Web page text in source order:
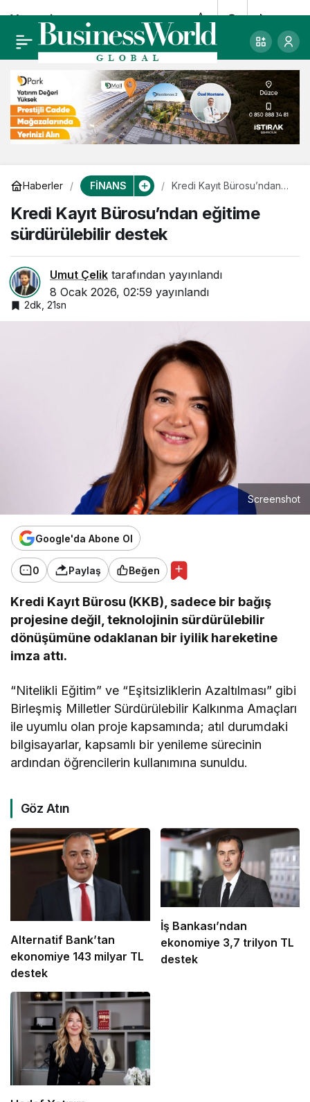
Haberler FİNANS
Kredi Kayıt Bürosu’ndan
destek
Kredi Kayıt Bürosu’ndan eğitime
sürdürülebilir destek
Umut Çelik tarafından yayınlandı
8 Ocak 2026, 02:59 yayınlandı
2dk, 21sn
Screenshot
Google'da Abone Ol
0 Paylaş Beğen
Kredi Kayıt Bürosu (KKB), sadece bir bağış
projesine değil, teknolojinin sürdürülebilir
dönüşümüne odaklanan bir iyilik hareketine
imza attı.
“Nitelikli Eğitim” ve “Eşitsizliklerin Azaltılması” gibi
Birleşmiş Milletler Sürdürülebilir Kalkınma Amaçları
ile uyumlu olan proje kapsamında; atıl durumdaki
bilgisayarlar, kapsamlı bir yenileme sürecinin
ardından öğrencilerin kullanımına sunuldu.
Göz Atın
Alternatif Bank’tan
ekonomiye 143 milyar TL
destek
İş Bankası’ndan
ekonomiye 3,7 trilyon TL
destek
Yeme-içme
sektöründe sessiz
kârlılık krizi
0 Paylaş